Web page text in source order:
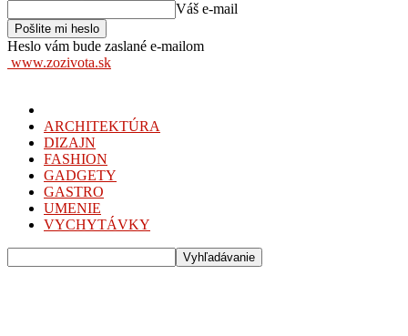
Váš e-mail
Heslo vám bude zaslané e-mailom
www.zozivota.sk
ARCHITEKTÚRA
DIZAJN
FASHION
GADGETY
GASTRO
UMENIE
VYCHYTÁVKY